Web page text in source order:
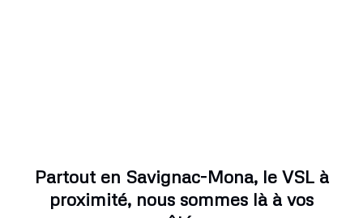
Partout en Savignac-Mona, le VSL à
proximité, nous sommes là à vos